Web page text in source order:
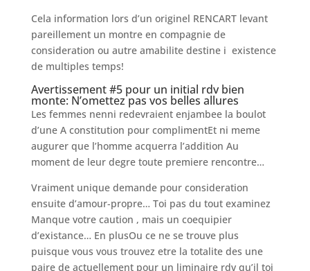
Cela information lors d’un originel RENCART levant
pareillement un montre en compagnie de
consideration ou autre amabilite destine i existence
de multiples temps!
Avertissement #5 pour un initial rdv bien
monte: N’omettez pas vos belles allures
Les femmes nenni redevraient enjambee la boulot
d’une A constitution pour complimentEt ni meme
augurer que l’homme acquerra l’addition Au
moment de leur degre toute premiere rencontre…
Vraiment unique demande pour consideration
ensuite d’amour-propre… Toi pas du tout examinez
Manque votre caution , mais un coequipier
d’existance… En plusOu ce ne se trouve plus
puisque vous vous trouvez etre la totalite des une
paire de actuellement pour un liminaire rdv qu’il toi